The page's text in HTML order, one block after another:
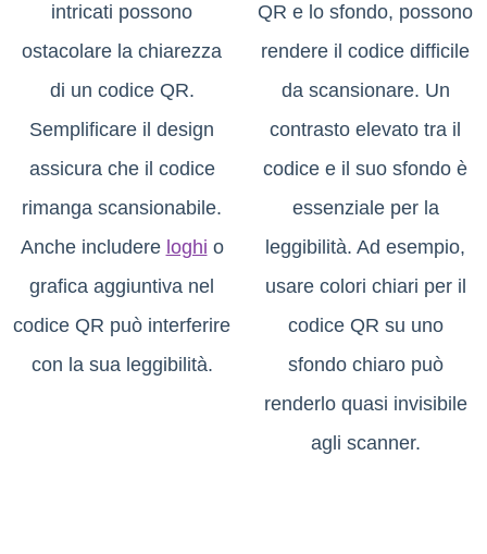
intricati possono
ostacolare la chiarezza
di un codice QR.
Semplificare il design
assicura che il codice
rimanga scansionabile.
Anche includere loghi o
grafica aggiuntiva nel
codice QR può interferire
con la sua leggibilità.
QR e lo sfondo, possono
rendere il codice difficile
da scansionare. Un
contrasto elevato tra il
codice e il suo sfondo è
essenziale per la
leggibilità. Ad esempio,
usare colori chiari per il
codice QR su uno
sfondo chiaro può
renderlo quasi invisibile
agli scanner.